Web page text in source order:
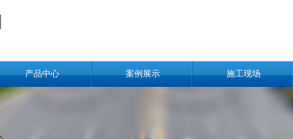
产品中心 案例展示 施工现场